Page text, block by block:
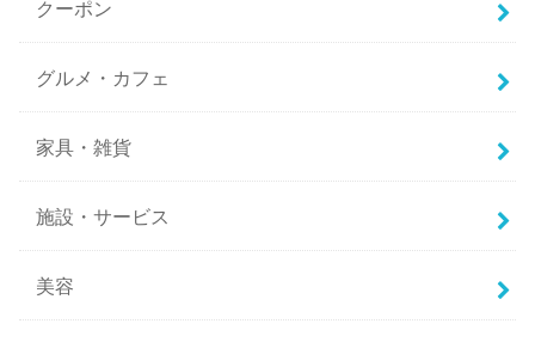
クーポン
グルメ・カフェ
家具・雑貨
施設・サービス
美容